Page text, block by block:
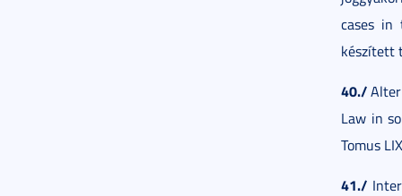
cases in
készített
40./
Law in
Tomus
41./